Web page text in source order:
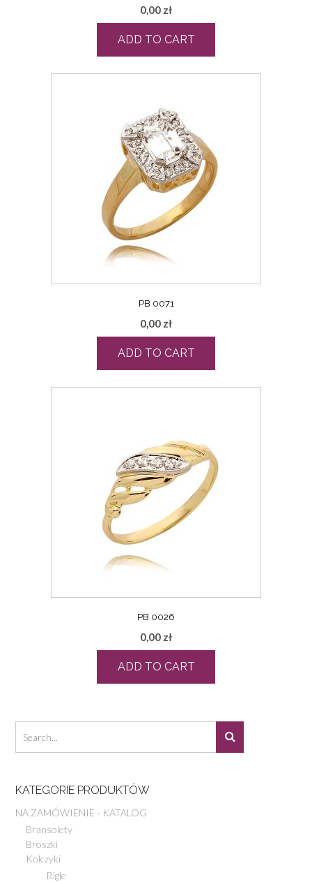
0,00 zł
ADD TO CART
PB 0071
0,00 zł
ADD TO CART
PB 0026
0,00 zł
ADD TO CART
KATEGORIE PRODUKTÓW
NA ZAMÓWIENIE - KATALOG
Bransolety
Broszki
Kolczyki
Bigle